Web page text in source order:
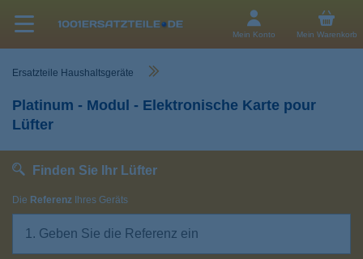
Mein Konto Mein Warenkorb
Ersatzteile Haushaltsgeräte
Platinum - Modul - Elektronische Karte pour
Lüfter
Finden Sie Ihr Lüfter
Die Referenz Ihres Geräts